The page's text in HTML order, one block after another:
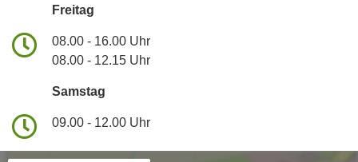
Freitag
08.00 - 16.00 Uhr
08.00 - 12.15 Uhr
Samstag
09.00 - 12.00 Uhr